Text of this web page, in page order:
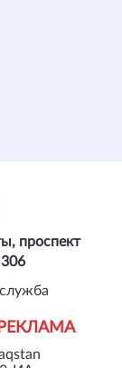
РЕКЛАМА
проспект